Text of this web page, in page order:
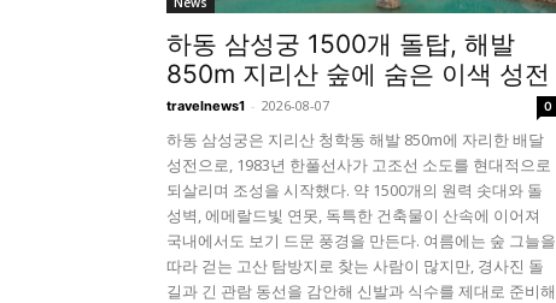
하동 삼성궁 1500개 돌탑, 해발
850m 지리산 숲에 숨은 이색 성전
travelnews1 - 2026-08-07 0
하동 삼성궁은 지리산 청학동 해발 850m에 자리한 배달
성전으로, 1983년 한풀선사가 고조선 소도를 현대적으로
되살리며 조성을 시작했다. 약 1500개의 원력 솟대와 돌
성벽, 에메랄드빛 연못, 독특한 건축물이 산속에 이어져
국내에서도 보기 드문 풍경을 만든다. 여름에는 숲 그늘을
따라 걷는 고산 탐방지로 찾는 사람이 많지만, 경사진 돌
길과 긴 관람 동선을 감안해 신발과 식수를 제대로 준비해